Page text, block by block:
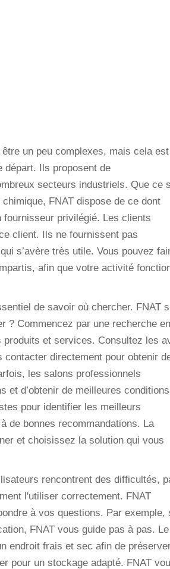
un peu complexes, mais cela est
départ. Ils proposent de
secteurs industriels. Que ce
FNAT dispose de ce dont
fournisseur privilégié. Les clients
client. Ils ne fournissent pas
s’avère très utile. Vous pouvez
afin que votre activité
de savoir où chercher. FNAT
? Commencez par une recherche en
et services. Consultez les
directement pour obtenir
les salons professionnels
et d’obtenir de meilleures conditions
pour identifier les meilleurs
de bonnes recommandations. La
et choisissez la solution qui vous
rencontrent des difficultés,
l'utiliser correctement. FNAT
à vos questions. Par exemple,
FNAT vous guide pas à pas. Le
endroit frais et sec afin de
pour un stockage adapté. FNAT